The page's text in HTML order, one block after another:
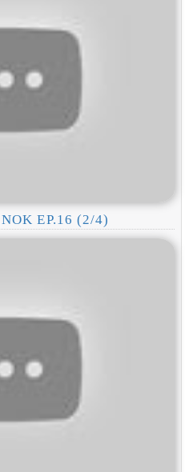
EP.16 (2/4)